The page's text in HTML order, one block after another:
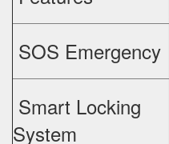
SOS Emergency
Smart Locking
System